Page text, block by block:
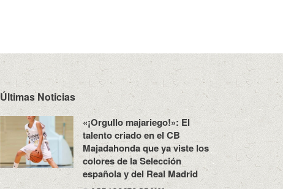
Últimas Noticias
«¡Orgullo majariego!»: El
talento criado en el CB
Majadahonda que ya viste los
colores de la Selección
española y del Real Madrid